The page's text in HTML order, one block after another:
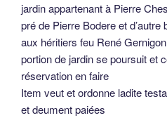
jardin appartenant à Pierre
pré de Pierre Bodere et d’autre
aux héritiers feu René
portion de jardin se poursuit et
réservation en faire
Item veut et ordonne ladite
et deument paiées